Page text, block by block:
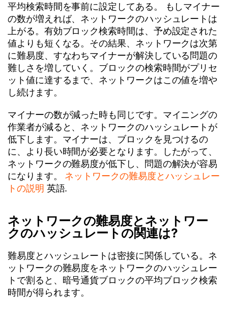
平均検索時間を事前に設定してある。 もしマイナー
の数が増えれば、ネットワークのハッシュレートは
上がる。有効ブロック検索時間は、予め設定された
値よりも短くなる。その結果、ネットワークは次第
に難易度、すなわちマイナーが解決している問題の
難しさを増していく。ブロックの検索時間がプリセ
ット値に達するまで、ネットワークはこの値を増や
し続けます。
マイナーの数が減った時も同じです。マイニングの
作業者が減ると、ネットワークのハッシュレートが
低下します。マイナーは、ブロックを見つけるの
に、より長い時間が必要となります。したがって、
ネットワークの難易度が低下し、問題の解決が容易
になります。
ネットワークの難易度とハッシュレー
トの説明 英語.
ネットワークの難易度とネットワー
クのハッシュレートの関連は?
難易度とハッシュレートは密接に関係している。ネ
ットワークの難易度をネットワークのハッシュレー
トで割ると、暗号通貨ブロックの平均ブロック検索
時間が得られます。